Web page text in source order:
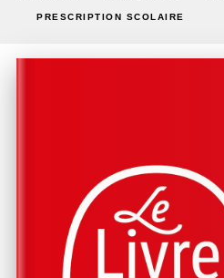
PRESCRIPTION SCOLAIRE